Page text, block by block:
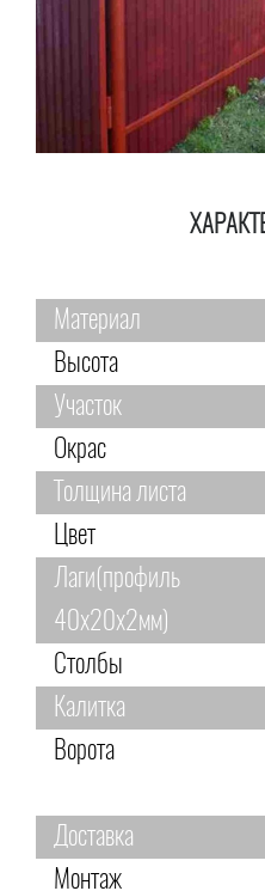
Материал
Высота
Участок
Окрас
Толщина листа
Цвет
Лаги(профиль
40х20х2мм)
Столбы
Калитка
Ворота
Доставка
Монтаж